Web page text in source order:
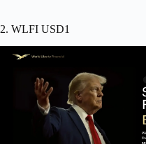
2. WLFI USD1